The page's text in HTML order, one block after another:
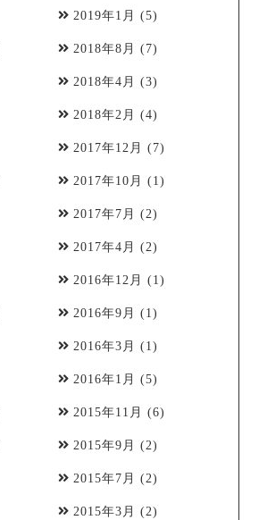
2019年1月 (5)
2018年8月 (7)
2018年4月 (3)
2018年2月 (4)
2017年12月 (7)
2017年10月 (1)
2017年7月 (2)
2017年4月 (2)
2016年12月 (1)
2016年9月 (1)
2016年3月 (1)
2016年1月 (5)
2015年11月 (6)
2015年9月 (2)
2015年7月 (2)
2015年3月 (2)